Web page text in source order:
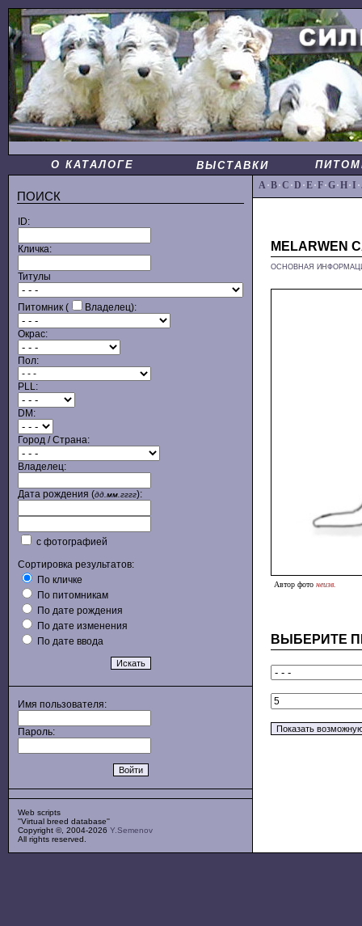
О КАТАЛОГЕ ВЫСТАВКИ
ПОИСК
ID:
Кличка:
Титулы
Питомник ( Владелец):
Окрас:
Пол:
PLL:
DM:
Город / Страна:
Владелец:
Дата рождения (дд.мм.гггг):
с фотографией
Сортировка результатов:
По кличке
По питомникам
По дате рождения
По дате изменения
По дате ввода
Имя пользователя:
Пароль:
Web scripts
''Virtual breed database''
Copyright ©, 2004-2026 Y.Semenov
All rights reserved.
A·B·C ·D ·E·F·G·H·I ·
MELARWEN
ОСНОВНАЯ
Автор фото неизв.
ВЫБЕРИТЕ